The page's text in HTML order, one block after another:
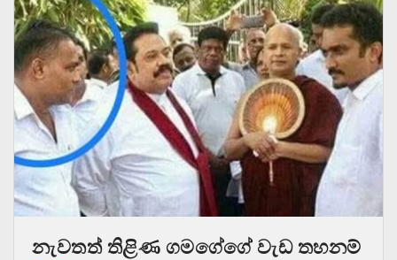
නැවතත් තිළිණ ගමගේගේ වැඩ තහනම්